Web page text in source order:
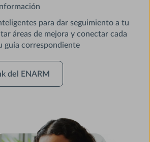
para dar seguimiento a tu
áreas de mejora y conectar cada
guía correspondiente
del ENARM